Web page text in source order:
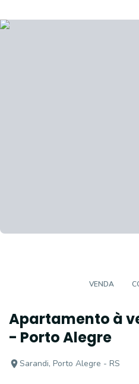
VENDA
Apartamento à
- Porto Alegre
Sarandi, Porto Alegre - RS